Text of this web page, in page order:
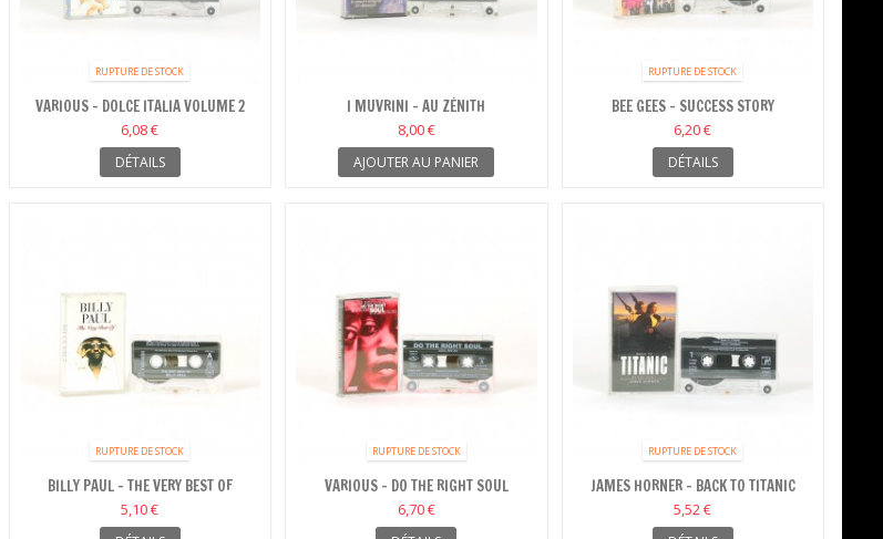
RUPTURE DE STOCK
VARIOUS - DOLCE ITALIA VOLUME 2
6,08 €
DÉTAILS
I MUVRINI - AU ZÉNITH
8,00 €
AJOUTER AU PANIER
RUPTURE DE STOCK
BEE GEES - SUCCESS STORY
6,20 €
DÉTAILS
RUPTURE DE STOCK
BILLY PAUL - THE VERY BEST OF
5,10 €
RUPTURE DE STOCK
VARIOUS - DO THE RIGHT SOUL
6,70 €
RUPTURE DE STOCK
JAMES HORNER - BACK TO TITANIC
(MUSIC FROM THE MOTION...
5,52 €